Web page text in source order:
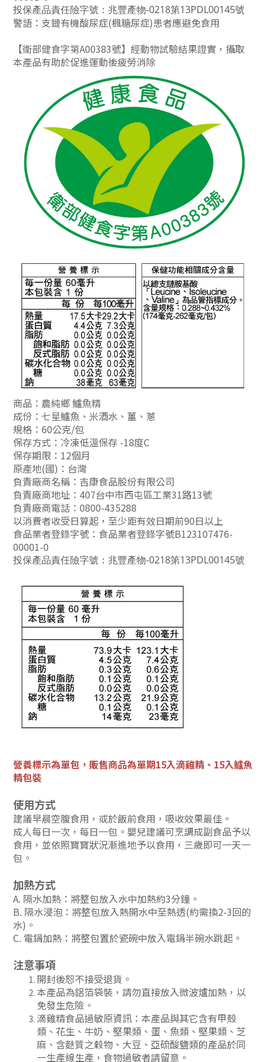
投保產品責任險字號：兆豐產物-0218第13PDL00145號
警語：支鏈有機酸尿症(楓糖尿症)患者應避免食用
【衛部健食字第A00383號】經動物試驗結果證實，攝取
本產品有助於促進運動後疲勞消除
商品：農純鄉 鱸魚精
成份：七星鱸魚、米酒水、薑、蔥
規格：60公克/包
保存方式：冷凍低溫保存 -18度C
保存期限：12個月
原產地(國)：台灣
負責廠商名稱：吉康食品股份有限公司
負責廠商地址：407台中市西屯區工業31路13號
負責廠商電話：0800-435288
以消費者收受日算起，至少距有效日期前90日以上
食品業者登錄字號：食品業者登錄字號B123107476-
00001-0
投保產品責任險字號：兆豐產物-0218第13PDL00145號
營養標示為單包，販售商品為單期15入滴雞精、15入鱸魚
精包裝
使用方式
建議早晨空腹食用，或於飯前食用，吸收效果最佳。
成人每日一次，每日一包。嬰兒建議可烹調成副食品予以
食用，並依照寶寶狀況漸進地予以食用，三歲即可一天一
包。
加熱方式
A. 隔水加熱：將整包放入水中加熱約3分鐘。
B. 隔水浸泡：將整包放入熱開水中至熱透(約需換2-3回的
水)。
C. 電鍋加熱：將整包置於瓷碗中放入電鍋半碗水跳起。
注意事項
開封後恕不接受退貨。
本產品為鋁箔袋裝，請勿直接放入微波爐加熱，以
免發生危險。
滴雞精食品過敏原資訊： 本產品與其它含有甲殼
類、花生、牛奶、堅果類、蛋、魚類、堅果類、芝
麻、含麩質之穀物、大豆、亞硫酸鹽類的產品於同
一生產線生產，食物過敏者請留意。